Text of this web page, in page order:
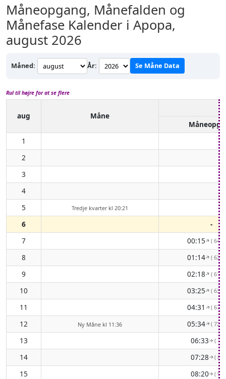
Måneopgang, Månefalden og
Månefase Kalender i Apopa,
august 2026
Måned: År: Se Måne Data
Rul til højre for at se flere
aug
Måne
1
2
3
4
5
Tredje kvarter kl 20:21
6
-
7
00:15↑( 64°
8 01:14↑( 62°
9 02:18↑( 61°
10 03:25↑( 63°
11 04:31 ↑( 67°
12 Ny Måne kl 11:36 05:34↑( 72°
13 06:33↑(
14 07:28↑ (
15 08:20↑ (